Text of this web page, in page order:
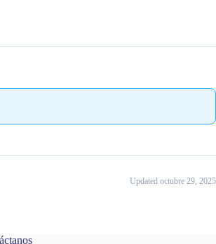
Updated octubre 29, 2025